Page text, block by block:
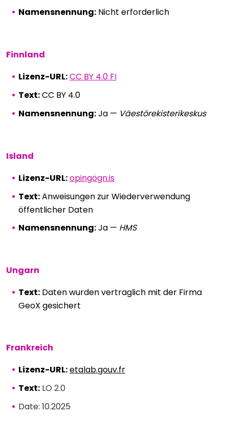
Namensnennung:Nicht erforderlich
Finnland
Lizenz-URL:CC BY 4.0 FI
Text:CC BY 4.0
Namensnennung:Ja — Väestörekisterikeskus
Island
Lizenz-URL:opingögn.is
Text:Anweisungen zur Wiederverwendung
öffentlicher Daten
Namensnennung:Ja — HMS
Ungarn
Text:Daten wurden vertraglich mit der Firma
GeoX gesichert
Frankreich
Lizenz-URL:etalab.gouv.fr
Text: LO 2.0
Date: 10.2025